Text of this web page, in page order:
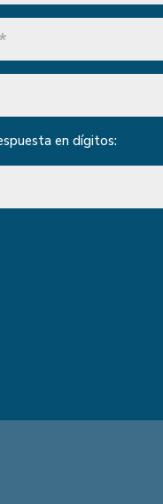
en dígitos: